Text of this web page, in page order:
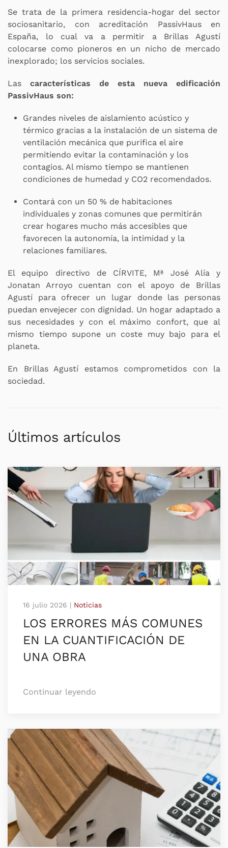
Se trata de la primera residencia-hogar del sector
sociosanitario, con acreditación PassivHaus en
España, lo cual va a permitir a Brillas Agustí
colocarse como pioneros en un nicho de mercado
inexplorado; los servicios sociales.
Las características de esta nueva edificación
PassivHaus son:
Grandes niveles de aislamiento acústico y
térmico gracias a la instalación de un sistema de
ventilación mecánica que purifica el aire
permitiendo evitar la contaminación y los
contagios. Al mismo tiempo se mantienen
condiciones de humedad y CO2 recomendados.
Contará con un 50 % de habitaciones
individuales y zonas comunes que permitirán
crear hogares mucho más accesibles que
favorecen la autonomía, la intimidad y la
relaciones familiares.
El equipo directivo de CÍRVITE, Mª José Alía y
Jonatan Arroyo cuentan con el apoyo de Brillas
Agustí para ofrecer un lugar donde las personas
puedan envejecer con dignidad. Un hogar adaptado a
sus necesidades y con el máximo confort, que al
mismo tiempo supone un coste muy bajo para el
planeta.
En Brillas Agustí estamos comprometidos con la
sociedad.
Últimos artículos
16 julio 2026 | Noticias
LOS ERRORES MÁS COMUNES
EN LA CUANTIFICACIÓN DE
UNA OBRA
Continuar leyendo